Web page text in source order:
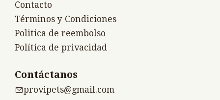
Contacto
Términos y Condiciones
Politica de reembolso
Política de privacidad
Contáctanos
provipets@gmail.com